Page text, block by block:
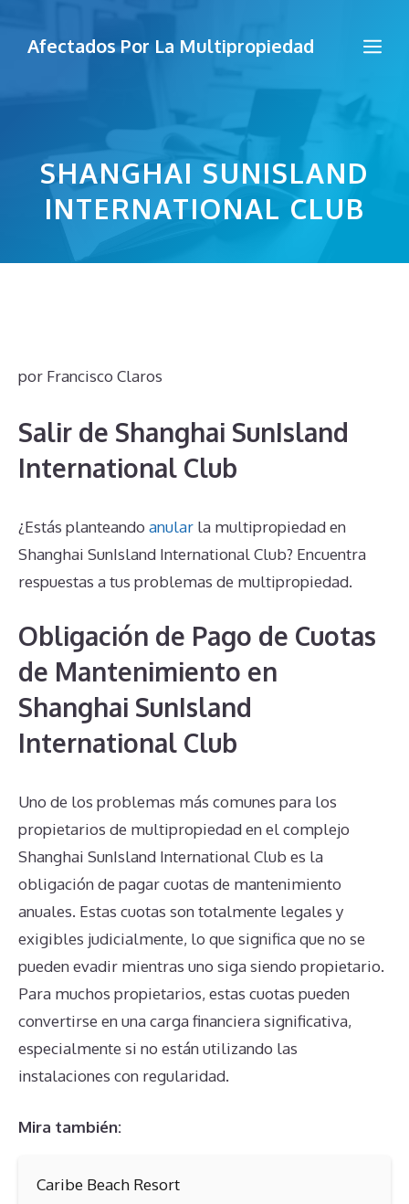
Afectados Por La Multipropiedad
SHANGHAI SUNISLAND
INTERNATIONAL CLUB
por Francisco Claros
Salir de Shanghai SunIsland
International Club
¿Estás planteando anular la multipropiedad en
Shanghai SunIsland International Club? Encuentra
respuestas a tus problemas de multipropiedad.
Obligación de Pago de Cuotas
de Mantenimiento en
Shanghai SunIsland
International Club
Uno de los problemas más comunes para los
propietarios de multipropiedad en el complejo
Shanghai SunIsland International Club es la
obligación de pagar cuotas de mantenimiento
anuales. Estas cuotas son totalmente legales y
exigibles judicialmente, lo que significa que no se
pueden evadir mientras uno siga siendo propietario.
Para muchos propietarios, estas cuotas pueden
convertirse en una carga financiera significativa,
especialmente si no están utilizando las
instalaciones con regularidad.
Mira también:
Caribe Beach Resort